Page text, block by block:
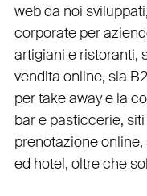
web da noi
corporateper
artigiani e ristoranti,
vendita online, sia
per take awaye la
bare pasticcerie,
prenotazione online,
ed hotel, oltre che